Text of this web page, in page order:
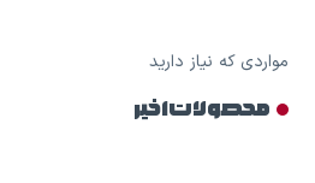
مواردی که نیاز دارید
محصولات اخیر